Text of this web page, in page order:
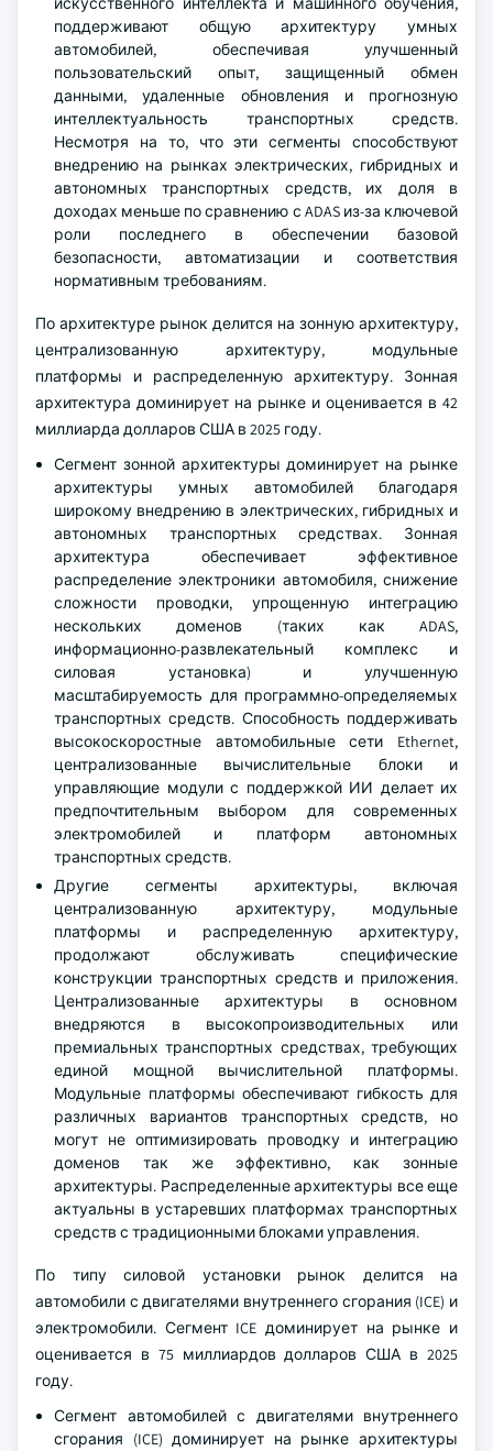
поддерживают общую архитектуру умных
автомобилей, обеспечивая улучшенный
пользовательский опыт, защищенный обмен
данными, удаленные обновления и прогнозную
интеллектуальность транспортных средств.
Несмотря на то, что эти сегменты способствуют
внедрению на рынках электрических, гибридных и
автономных транспортных средств, их доля в
доходах меньше по сравнению с ADAS из-за ключевой
роли последнего в обеспечении базовой
безопасности, автоматизации и соответствия
нормативным требованиям.
По архитектуре рынок делится на зонную архитектуру,
централизованную архитектуру, модульные
платформы и распределенную архитектуру. Зонная
архитектура доминирует на рынке и оценивается в 42
миллиарда долларов США в 2025 году.
Сегмент зонной архитектуры доминирует на рынке
архитектуры умных автомобилей благодаря
широкому внедрению в электрических, гибридных и
автономных транспортных средствах. Зонная
архитектура обеспечивает эффективное
распределение электроники автомобиля, снижение
сложности проводки, упрощенную интеграцию
нескольких доменов (таких как ADAS,
информационно-развлекательный комплекс и
силовая установка) и улучшенную
масштабируемость для программно-определяемых
транспортных средств. Способность поддерживать
высокоскоростные автомобильные сети Ethernet,
централизованные вычислительные блоки и
управляющие модули с поддержкой ИИ делает их
предпочтительным выбором для современных
электромобилей и платформ автономных
транспортных средств.
Другие сегменты архитектуры, включая
централизованную архитектуру, модульные
платформы и распределенную архитектуру,
продолжают обслуживать специфические
конструкции транспортных средств и приложения.
Централизованные архитектуры в основном
внедряются в высокопроизводительных или
премиальных транспортных средствах, требующих
единой мощной вычислительной платформы.
Модульные платформы обеспечивают гибкость для
различных вариантов транспортных средств, но
могут не оптимизировать проводку и интеграцию
доменов так же эффективно, как зонные
архитектуры. Распределенные архитектуры все еще
актуальны в устаревших платформах транспортных
средств с традиционными блоками управления.
По типу силовой установки рынок делится на
автомобили с двигателями внутреннего сгорания (ICE) и
электромобили. Сегмент ICE доминирует на рынке и
оценивается в 75 миллиардов долларов США в 2025
году.
Сегмент автомобилей с двигателями внутреннего
сгорания (ICE) доминирует на рынке архитектуры